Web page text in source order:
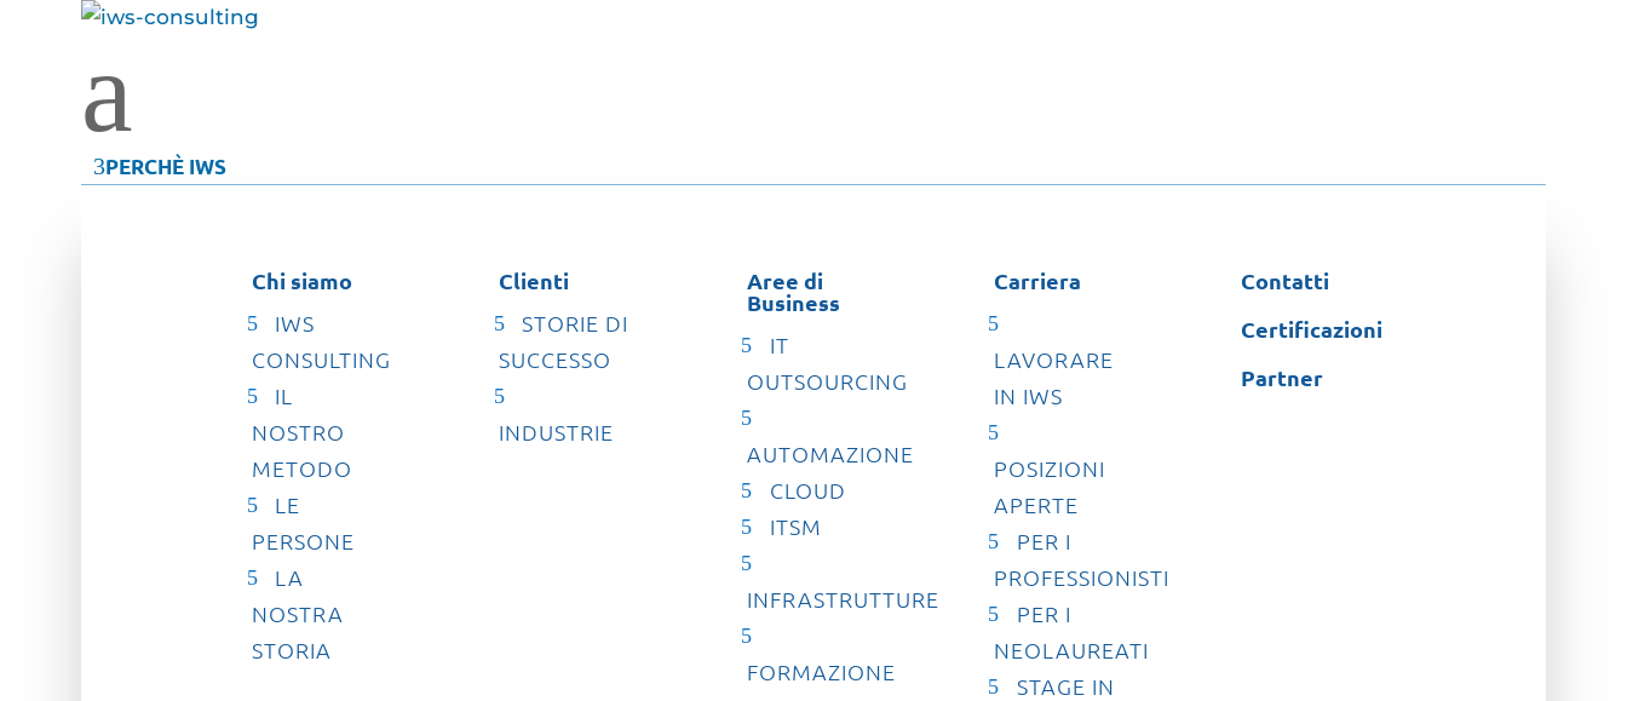
a
3PERCHÈ IWS
Chi siamo
IWS
CONSULTING
IL
NOSTRO
METODO
LE
PERSONE
LA
NOSTRA
STORIA
Clienti
STORIE DI
SUCCESSO
INDUSTRIE
Aree di
Business
IT
OUTSOURCING
AUTOMAZIONE
CLOUD
ITSM
INFRASTRUTTURE
FORMAZIONE
Carriera
LAVORARE
IN IWS
POSIZIONI
APERTE
PER I
PROFESSIONISTI
PER I
NEOLAUREATI
STAGE IN
Contatti
Certificazioni
Partner